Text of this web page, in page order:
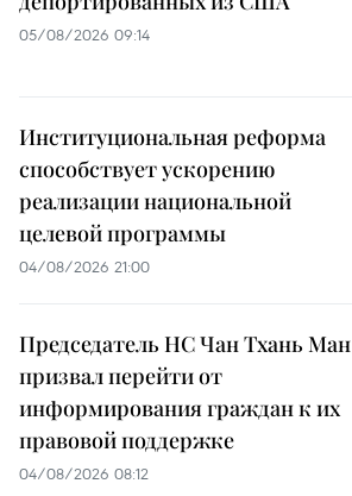
05/08/2026 09:14
Институциональная реформа
способствует ускорению
реализации национальной
целевой программы
04/08/2026 21:00
Председатель НС Чан Тхань Ман
призвал перейти от
информирования граждан к их
правовой поддержке
04/08/2026 08:12